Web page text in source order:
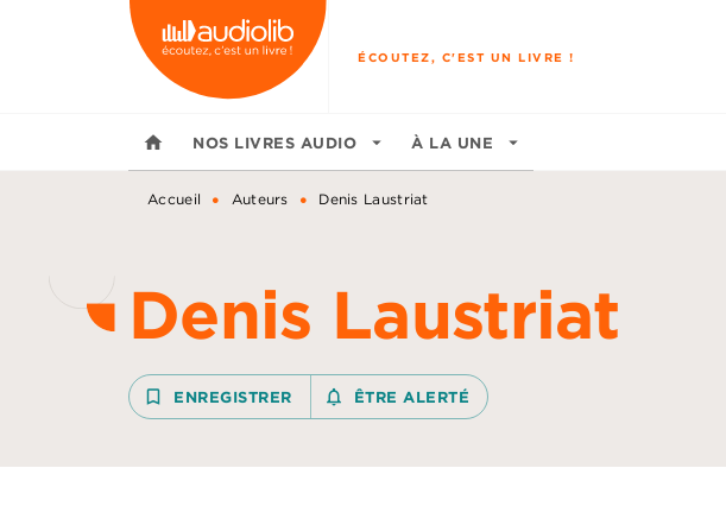
MENU RECHERCHE
ÉCOUTEZ, C'EST UN LIVRE !
home NOS LIVRES AUDIO arrow_drop_down À LA UNE arrow_drop_down
Accueil • Auteurs • Denis Laustriat
Denis Laustriat
bookmark_border ENREGISTRER notifications_none_outlined
ÊTRE ALERTÉ